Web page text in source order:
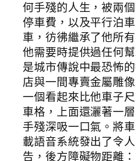
何手殘的人生，被兩
停車費，以及平行泊
車，彷彿繼承了他所
他需要時提供過任何
是城市傳說中最恐怖
店與一間專賣金屬雕
一個看起來比他車子
車格，上面還灑著一
手殘深吸一口氣。將
載語音系統發出了令
告，後方障礙物距離